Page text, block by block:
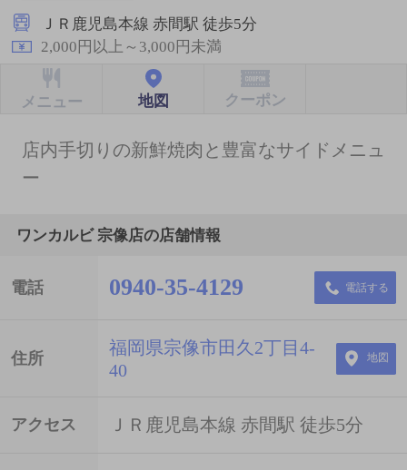
ＪＲ鹿児島本線 赤間駅 徒歩5分
2,000円以上～3,000円未満
メニュー 地図 クーポン
店内手切りの新鮮焼肉と豊富なサイドメニュ
ー
ワンカルビ 宗像店の店舗情報
電話 0940-35-4129 電話する
住所
福岡県宗像市田久2丁目4-
40
地図
アクセス ＪＲ鹿児島本線 赤間駅 徒歩5分